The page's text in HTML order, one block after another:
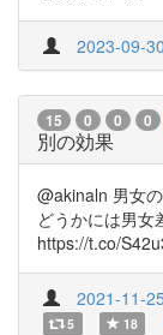
2023-09-
15 0 0 0
別の効果
@akinaln 男女
どうかには男女
https://t.co/
2021-11-
5 18